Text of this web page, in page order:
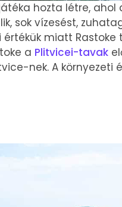
hozta létre, ahol
sok vízesést,
értékük miatt
a Plitvicei-tavak
nek. A környezeti